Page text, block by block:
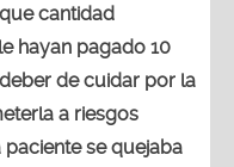
cantidad
hayan pagado 10
de cuidar por la
a riesgos
paciente se quejaba